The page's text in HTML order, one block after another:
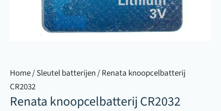
Home/Sleutel batterijen/ Renata knoopcelbatterij
CR2032
Renata knoopcelbatterij CR2032